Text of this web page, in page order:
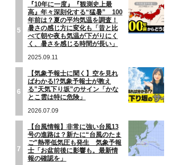
5
『10年に一度』『観測史上最
高』年々深刻化する“猛暑” 100
年前は？夏の平均気温を調査！
暑さの感じ方に変化も「昔と比
べて朝や夜も気温が下がりにく
く、暑さを感じる時間が長い」
2025.09.11
6
【気象予報士に聞く】空を見れ
ばわかる!?気象予報士が教え
る”天気下り坂”のサイン「かな
とこ雲は特に危険」
2026.07.09
7
【台風情報】非常に強い台風13
号の進路は？新たに“台風のたま
ご”熱帯低気圧も発生 気象予報
士「お盆前後に影響も。最新情
報の確認を」